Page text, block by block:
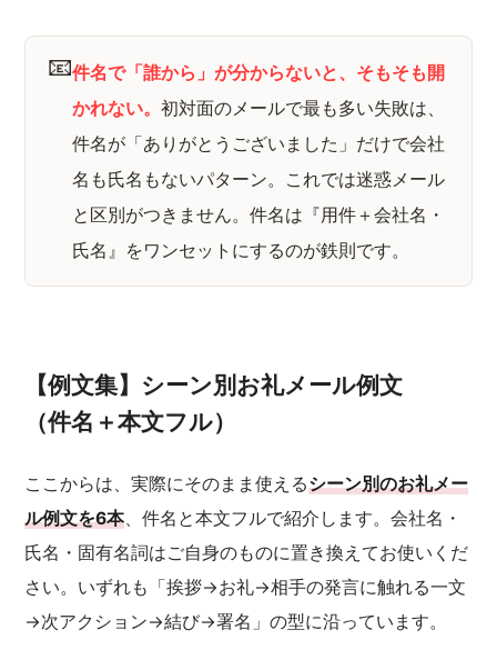
📧件名で「誰から」が分からないと、そもそも開
かれない。初対面のメールで最も多い失敗は、
件名が「ありがとうございました」だけで会社
名も氏名もないパターン。これでは迷惑メール
と区別がつきません。件名は『用件＋会社名・
氏名』をワンセットにするのが鉄則です。
【例文集】シーン別お礼メール例文
（件名＋本文フル）
ここからは、実際にそのまま使えるシーン別のお礼メー
ル例文を6本、件名と本文フルで紹介します。会社名・
氏名・固有名詞はご自身のものに置き換えてお使いくだ
さい。いずれも「挨拶→お礼→相手の発言に触れる一文
→次アクション→結び→署名」の型に沿っています。